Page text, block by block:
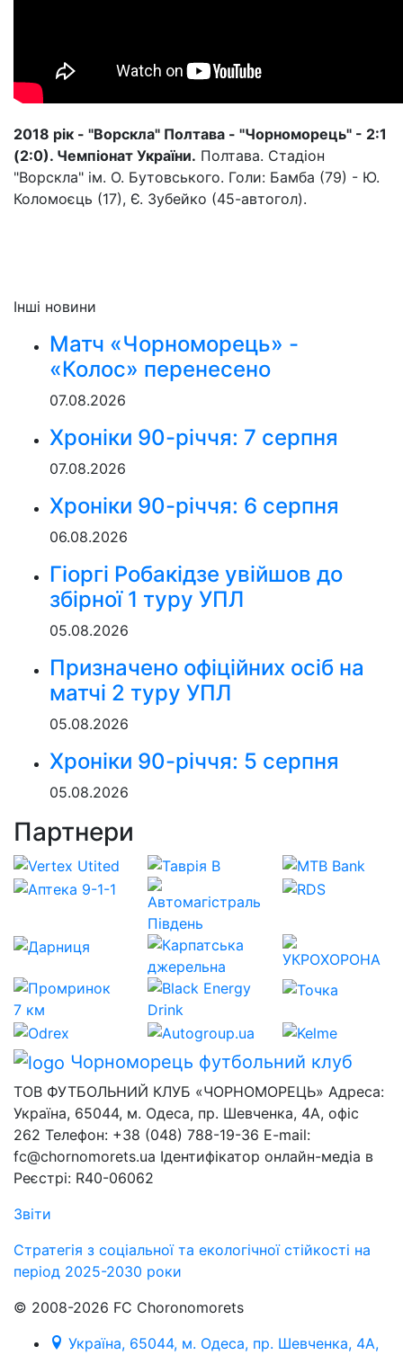
2018 рік - "Ворскла" Полтава - "Чорноморець" - 2:1
(2:0). Чемпіонат України. Полтава. Стадіон
"Ворскла" ім. О. Бутовського. Голи: Бамба (79) - Ю.
Коломоєць (17), Є. Зубейко (45-автогол).
Інші новини
Матч «Чорноморець» -
«Колос» перенесено
07.08.2026
Хроніки 90-річчя: 7 серпня
07.08.2026
Хроніки 90-річчя: 6 серпня
06.08.2026
Гіоргі Робакідзе увійшов до
збірної 1 туру УПЛ
05.08.2026
Призначено офіційних осіб на
матчі 2 туру УПЛ
05.08.2026
Хроніки 90-річчя: 5 серпня
05.08.2026
Партнери
Чорноморець футбольний клуб
ТОВ ФУТБОЛЬНИЙ КЛУБ «ЧОРНОМОРЕЦЬ» Адреса:
Україна, 65044, м. Одеса, пр. Шевченка, 4А, офіс
262 Телефон: +38 (048) 788-19-36 E-mail:
fc@chornomorets.ua Ідентифікатор онлайн-медіа в
Реєстрі: R40-06062
Звіти
Стратегія з соціальної та екологічної стійкості на
період 2025-2030 роки
© 2008-2026 FC Choronomorets
Україна, 65044, м. Одеса, пр. Шевченка, 4А,